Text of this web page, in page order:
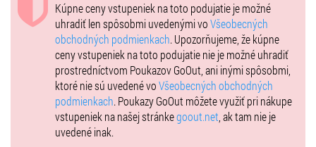
Kúpne ceny vstupeniek na toto podujatie je možné
uhradiť len spôsobmi uvedenými voVšeobecných
obchodných podmienkach. Upozorňujeme, že kúpne
ceny vstupeniek na toto podujatie nie je možné uhradiť
prostredníctvom Poukazov GoOut, ani inými spôsobmi,
ktoré nie sú uvedené voVšeobecných obchodných
podmienkach. Poukazy GoOut môžete využiť pri nákupe
vstupeniek na našej stránkegoout.net, ak tam nie je
uvedené inak.